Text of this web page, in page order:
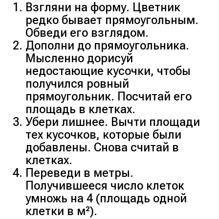
Взгляни на форму. Цветник
редко бывает прямоугольным.
Обведи его взглядом.
Дополни до прямоугольника.
Мысленно дорисуй
недостающие кусочки, чтобы
получился ровный
прямоугольник. Посчитай его
площадь в клетках.
Убери лишнее. Вычти площади
тех кусочков, которые были
добавлены. Снова считай в
клетках.
Переведи в метры.
Получившееся число клеток
умножь на 4 (площадь одной
клетки в м²).